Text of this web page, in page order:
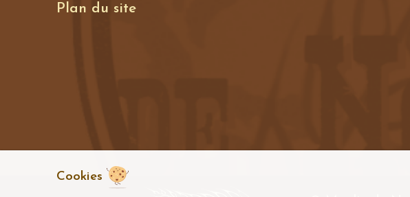
Plan du site
Cookies